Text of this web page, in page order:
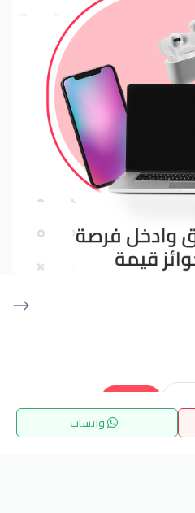
واتساب
المفضلة القائمة